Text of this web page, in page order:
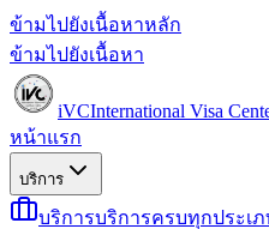
ข้ามไปยังเนื้อหาหลัก
ข้ามไปยังเนื้อหา
iVCInternational Visa
หน้าแรก
บริการ
บริการบริการครบทุกประเ